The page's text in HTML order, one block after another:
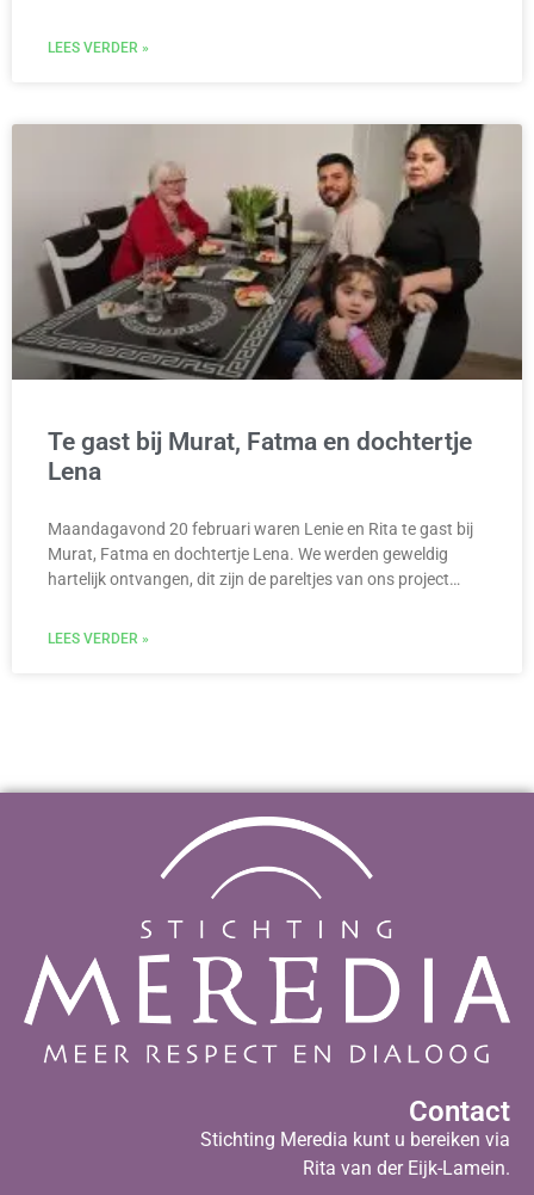
LEES VERDER »
Te gast bij Murat, Fatma en dochtertje
Lena
Maandagavond 20 februari waren Lenie en Rita te gast bij
Murat, Fatma en dochtertje Lena. We werden geweldig
hartelijk ontvangen, dit zijn de pareltjes van ons project…
LEES VERDER »
Contact
Stichting Meredia kunt u bereiken via
Rita van der Eijk-Lamein.